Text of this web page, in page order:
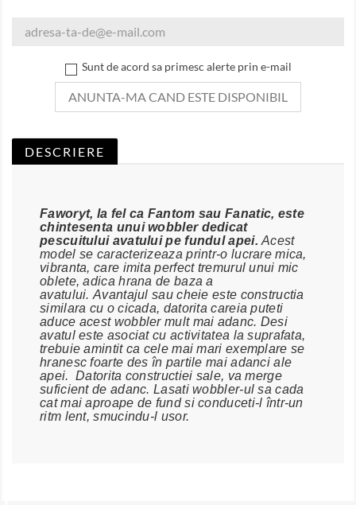
Sunt de acord sa primesc alerte prin e-mail
ANUNTA-MA CAND ESTE DISPONIBIL
DESCRIERE
Faworyt, la fel ca Fantom sau Fanatic, este
chintesenta unui wobbler dedicat
pescuitului avatului pe fundul apei.Acest
model se caracterizeaza printr-o lucrare mica,
vibranta, care imita perfect tremurul unui mic
oblete, adica hrana de baza a
avatului. Avantajul sau cheie este constructia
similara cu o cicada, datorita careia puteti
aduce acest wobbler mult mai adanc. Desi
avatul este asociat cu activitatea la suprafata,
trebuie amintit ca cele mai mari exemplare se
hranesc foarte des în partile mai adanci ale
apei. Datorita constructiei sale, va merge
suficient de adanc. Lasati wobbler-ul sa cada
cat mai aproape de fund si conduceti-l într-un
ritm lent, smucindu-l usor.